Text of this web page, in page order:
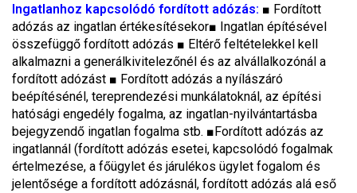
Ingatlanhoz kapcsolódó fordított adózás: ■ Fordított
adózás az ingatlan értékesítésekor■ Ingatlan építésével
összefüggő fordított adózás ■ Eltérő feltételekkel kell
alkalmazni a generálkivitelezőnél és az alvállalkozónál a
fordított adózást ■ Fordított adózás a nyílászáró
beépítésénél, tereprendezési munkálatoknál, az építési
hatósági engedély fogalma, az ingatlan-nyilvántartásba
bejegyzendő ingatlan fogalma stb. ■Fordított adózás az
ingatlannál (fordított adózás esetei, kapcsolódó fogalmak
értelmezése, a főügylet és járulékos ügylet fogalom és
jelentősége a fordított adózásnál, fordított adózás alá eső